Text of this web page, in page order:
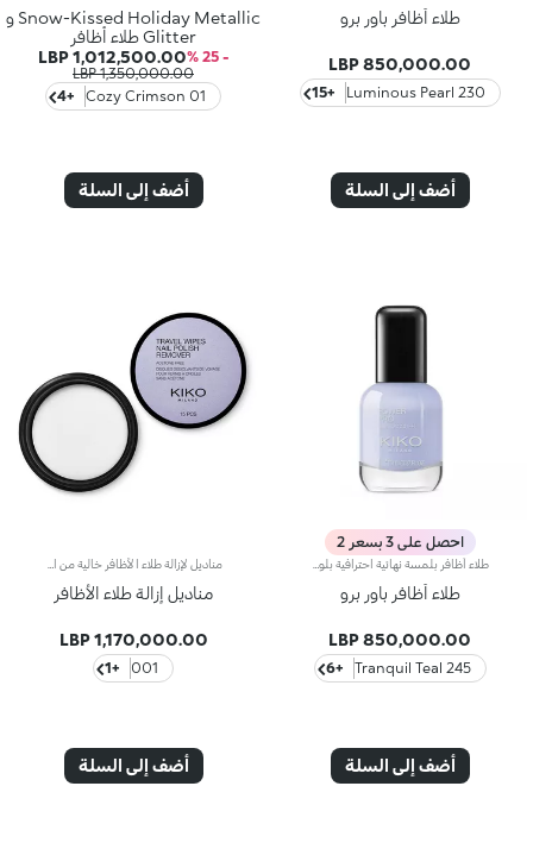
طلاء أظافر باور برو
850,000.00 LBP
230 Luminous Pearl
+15
أضف إلى السلة
Snow-Kissed Holiday Metallic و
Glitter طلاء أظافر
- 25 %
1,012,500.00 LBP
1,350,000.00 LBP
01 Cozy Crimson
+4
أضف إلى السلة
احصل على 3 بسعر 2
طلاء أظافر باور برو
850,000.00 LBP
245 Tranquil Teal
+6
أضف إلى السلة
مناديل إزالة طلاء الأظافر
1,170,000.00 LBP
001
+1
أضف إلى السلة